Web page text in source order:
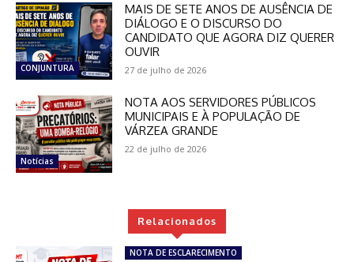
CONJUNTURA
MAIS DE SETE ANOS DE AUSÊNCIA DE
DIÁLOGO E O DISCURSO DO
CANDIDATO QUE AGORA DIZ QUERER
OUVIR
27 de julho de 2026
Notícias
NOTA AOS SERVIDORES PÚBLICOS
MUNICIPAIS E À POPULAÇÃO DE
VÁRZEA GRANDE
22 de julho de 2026
Relacionados
NOTA DE ESCLARECIMENTO